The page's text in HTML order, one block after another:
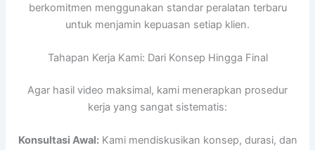
berkomitmen menggunakan standar peralatan terbaru
untuk menjamin kepuasan setiap klien.
Tahapan Kerja Kami: Dari Konsep Hingga Final
Agar hasil video maksimal, kami menerapkan prosedur
kerja yang sangat sistematis:
Konsultasi Awal:Kami mendiskusikan konsep, durasi, dan